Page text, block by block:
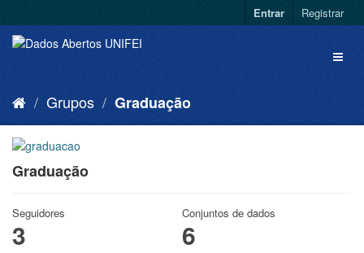
Entrar Registrar
Grupos Graduação
Graduação
Seguidores
3
Conjuntos de dados
6